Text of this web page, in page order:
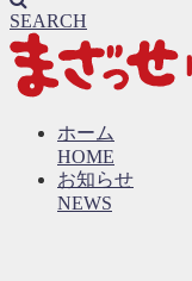
SEARCH
ホーム
HOME
お知らせ
NEWS